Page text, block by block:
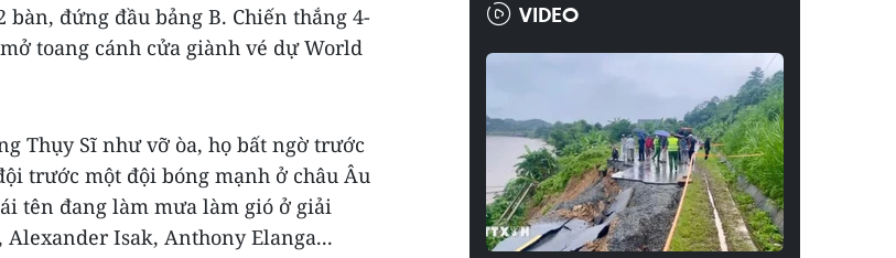
đứng đầu bảng B. Chiến thắng 4-
toang cánh cửa giành vé dự World
Thụy Sĩ như vỡ òa, họ bất ngờ trước
trước một đội bóng mạnh ở châu Âu
tên đang làm mưa làm gió ở giải
Isak, Anthony Elanga...
VIDEO